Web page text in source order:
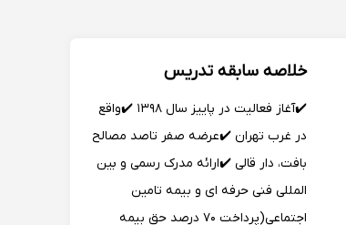
خلاصه سابقه تدریس
✔️آغاز فعالیت در پاییز سال ۱۳۹۸ ✔️واقع
در غرب تهران ✔️عرضه صفر تاصد مصالح
بافت، دار قالی ✔️ارائه مدرک رسمی و بین
المللی فنی حرفه ای و بیمه تامین
اجتماعی(پرداخت ۷۰ درصد حق بیمه